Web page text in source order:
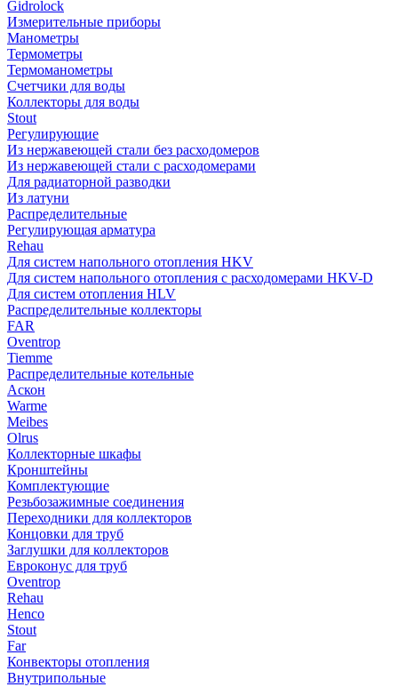
Gidrolock
Измерительные приборы
Манометры
Термометры
Термоманометры
Счетчики для воды
Коллекторы для воды
Stout
Регулирующие
Из нержавеющей стали без расходомеров
Из нержавеющей стали с расходомерами
Для радиаторной разводки
Из латуни
Распределительные
Регулирующая арматура
Rehau
Для систем напольного отопления HKV
Для систем напольного отопления с расходомерами HKV-D
Для систем отопления HLV
Распределительные коллекторы
FAR
Oventrop
Tiemme
Распределительные котельные
Аскон
Warme
Meibes
Olrus
Коллекторные шкафы
Кронштейны
Комплектующие
Резьбозажимные соединения
Переходники для коллекторов
Концовки для труб
Заглушки для коллекторов
Евроконус для труб
Oventrop
Rehau
Henco
Stout
Far
Конвекторы отопления
Внутрипольные